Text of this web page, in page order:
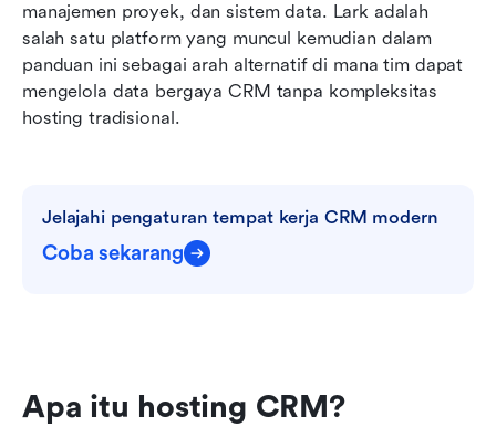
manajemen proyek, dan sistem data. Lark adalah
salah satu platform yang muncul kemudian dalam
panduan ini sebagai arah alternatif di mana tim dapat
mengelola data bergaya CRM tanpa kompleksitas
hosting tradisional.
Jelajahi pengaturan tempat kerja CRM modern
Coba sekarang
Apa itu hosting CRM?